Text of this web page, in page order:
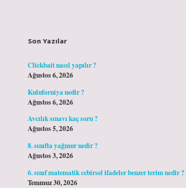
Son Yazılar
Clickbait nasıl yapılır ?
Ağustos 6, 2026
Kuluforniya nedir ?
Ağustos 6, 2026
Avcılık sınavı kaç soru ?
Ağustos 5, 2026
8. sınıfta yağmur nedir ?
Ağustos 3, 2026
6. sınıf matematik cebirsel ifadeler benzer terim nedir ?
Temmuz 30, 2026